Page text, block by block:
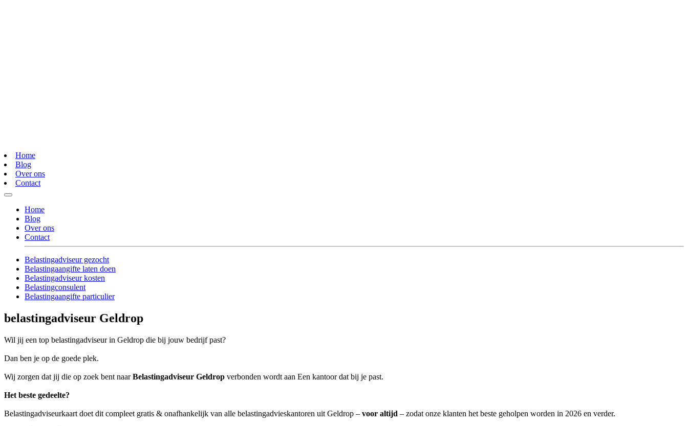
Home
Blog
Over ons
Contact
Home
Blog
Over ons
Contact
Belastingadviseur gezocht
Belastingaangifte laten doen
Belastingadviseur kosten
Belastingconsulent
Belastingaangifte particulier
belastingadviseur Geldrop
Wil jij een top belastingadviseur in Geldrop die bij jouw bedrijf past?
Dan ben je op de goede plek.
Wij zorgen dat jij die op zoek bent naarBelastingadviseur Geldrop verbonden wordt aan Een kantoor dat bij je past.
Het beste gedeelte?
Belastingadviseurkaart doet dit compleet gratis & onafhankelijk van alle belastingadvieskantoren uit Geldrop – voor altijd – zodat onze klanten het beste geholpen worden in 2026 en verder.